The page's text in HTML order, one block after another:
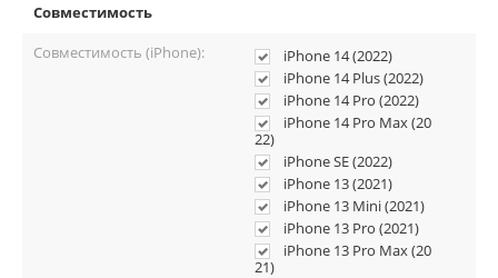
Совместимость
Совместимость (iPhone):
iPhone 14 (2022)
iPhone 14 Plus (2022)
iPhone 14 Pro (2022)
iPhone 14 Pro Max (20
22)
iPhone SE (2022)
iPhone 13 (2021)
iPhone 13 Mini (2021)
iPhone 13 Pro (2021)
iPhone 13 Pro Max (20
21)